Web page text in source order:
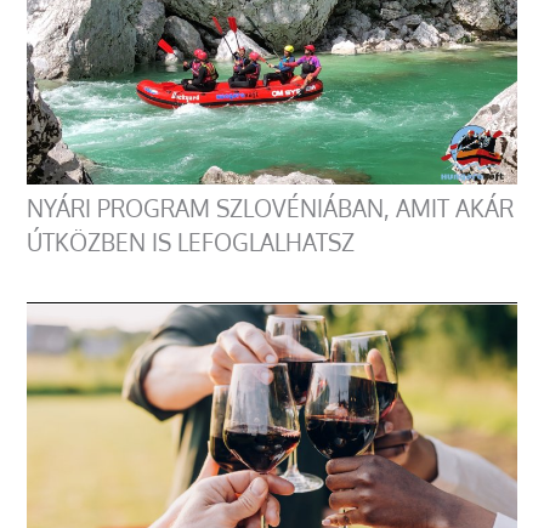
NYÁRI PROGRAM SZLOVÉNIÁBAN, AMIT AKÁR
ÚTKÖZBEN IS LEFOGLALHATSZ